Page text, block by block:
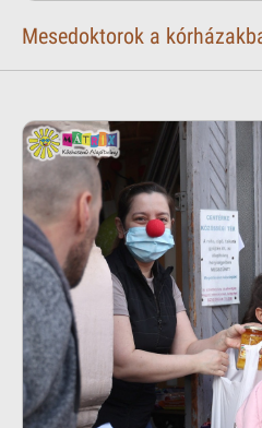
Mesedoktorok a